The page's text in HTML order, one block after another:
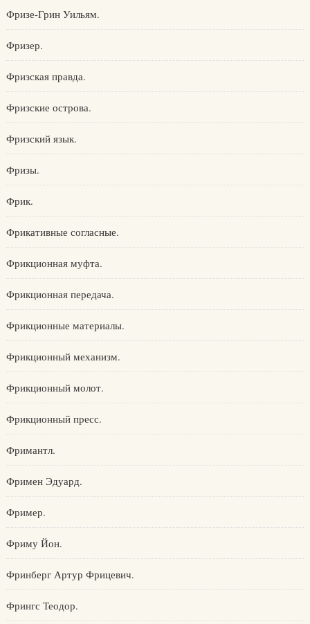
Фризе-Грин Уильям.
Фризер.
Фризская правда.
Фризские острова.
Фризский язык.
Фризы.
Фрик.
Фрикативные согласные.
Фрикционная муфта.
Фрикционная передача.
Фрикционные материалы.
Фрикционный механизм.
Фрикционный молот.
Фрикционный пресс.
Фримантл.
Фримен Эдуард.
Фример.
Фриму Йон.
Фринберг Артур Фрицевич.
Фрингс Теодор.